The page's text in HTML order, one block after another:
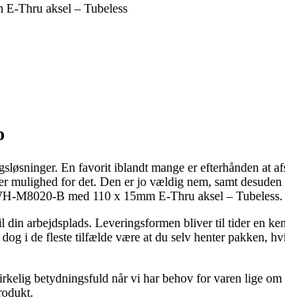
Thru aksel – Tubeless
En favorit iblandt mange er efterhånden at
mulighed for det. Den er jo vældig nem, samt
M8020-B med 110 x 15mm E-Thru aksel – Tubeless.
arbejdsplads. Leveringsformen bliver til tider en
i de fleste tilfælde være at du selv henter pakken,
betydningsfuld når vi har behov for varen lige